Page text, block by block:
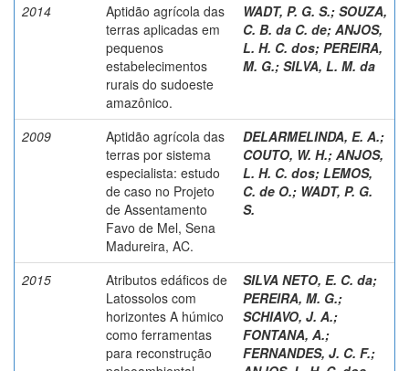
2014
Aptidão agrícola das
terras aplicadas em
pequenos
estabelecimentos
rurais do sudoeste
amazônico.
WADT, P. G. S.; SOUZA,
C. B. da C. de; ANJOS,
L. H. C. dos; PEREIRA,
M. G.; SILVA, L. M. da
2009
Aptidão agrícola das
terras por sistema
especialista: estudo
de caso no Projeto
de Assentamento
Favo de Mel, Sena
Madureira, AC.
DELARMELINDA, E. A.;
COUTO, W. H.; ANJOS,
L. H. C. dos; LEMOS,
C. de O.; WADT, P. G.
S.
2015
Atributos edáficos de
Latossolos com
horizontes A húmico
como ferramentas
para reconstrução
SILVA NETO, E. C. da;
PEREIRA, M. G.;
SCHIAVO, J. A.;
FONTANA, A.;
FERNANDES, J. C. F.;